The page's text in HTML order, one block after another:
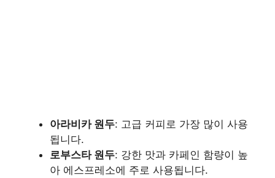
아라비카 원두: 고급 커피로 가장 많이 사용
됩니다.
로부스타 원두: 강한 맛과 카페인 함량이 높
아 에스프레소에 주로 사용됩니다.